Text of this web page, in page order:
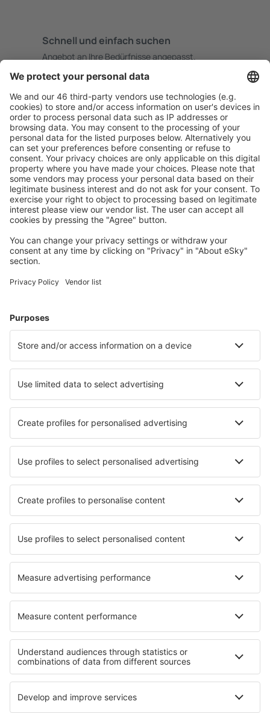
Schnell und einfach suchen
Angebot an Ihre Bedürfnisse angepasst.
Sicher planen
Buchen ohne Sorgen mit einer kostenlosen
Stornierungsoption.
Mehr sparen
Attraktive Preise und Spezialangebote für eingeloggte
Benutzer.
Unterkünfte, die Sie mögen
Wählen Sie aus über 1,3 Millionen Unterkünften: Hotels,
Meist gesuchte Hotels von eSky-Nutzern
Hotels in Florenz Hotels in Rom Hotels in Neapel
Hotels in Peschiera del Garda Hotels in Numana
Hotels in Pompei Hotels in Riccione
Die besten Hotels - Städte
Hotels in Friville Escarbotin Hotels in Navalcarnero
Hotels in Rødding Hotels in Carrowkeel
Hotels in Bogucin Hotels Downingtown
Hotels in Upper Broughton Hotels in Ciney
Die besten Hotels - Regionen
Hotels in Livigno Hotels in Val Rendena
Hotels beim Gardasee Hotels in Dolomites
Hotels in Cinque Terre Hotels in Iguazú
Hotels auf Usedom Hotels in Pernik